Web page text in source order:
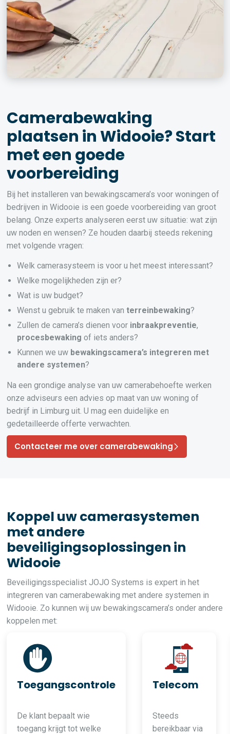
Camerabewaking
plaatsen in Widooie? Start
met een goede
voorbereiding
Bij het installeren van bewakingscamera’s voor woningen of
bedrijven in Widooie is een goede voorbereiding van groot
belang. Onze experts analyseren eerst uw situatie: wat zijn
uw noden en wensen? Ze houden daarbij steeds rekening
met volgende vragen:
Welk camerasysteem is voor u het meest interessant?
Welke mogelijkheden zijn er?
Wat is uw budget?
Wenst u gebruik te maken vanterreinbewaking?
Zullen de camera’s dienen voor inbraakpreventie,
procesbewaking of iets anders?
Kunnen we uw bewakingscamera’s integreren met
andere systemen?
Na een grondige analyse van uw camerabehoefte werken
onze adviseurs een advies op maat van uw woning of
bedrijf in Limburg uit. U mag een duidelijke en
gedetailleerde offerte verwachten.
Contacteer me over camerabewaking
Koppel uw camerasystemen
met andere
beveiligingsoplossingen in
Widooie
Beveiligingsspecialist JOJO Systems is expert in het
integreren van camerabewaking met andere systemen in
Widooie. Zo kunnen wij uw bewakingscamera’s onder andere
koppelen met:
Toegangscontrole
De klant bepaalt wie
toegang krijgt tot welke
Telecom
Steeds
bereikbaar via